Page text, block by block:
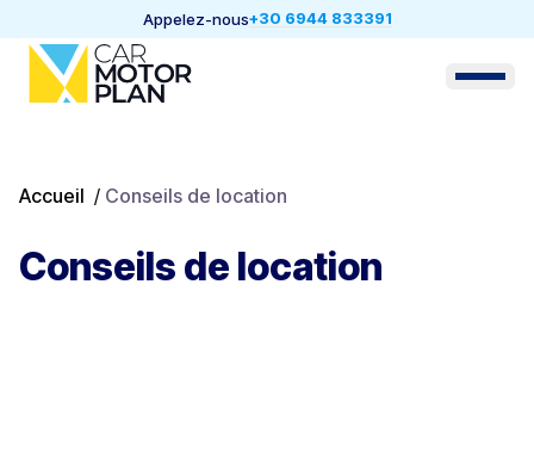
Appelez-nous+30 6944 833391
Accueil / Conseils de location
Conseils de location